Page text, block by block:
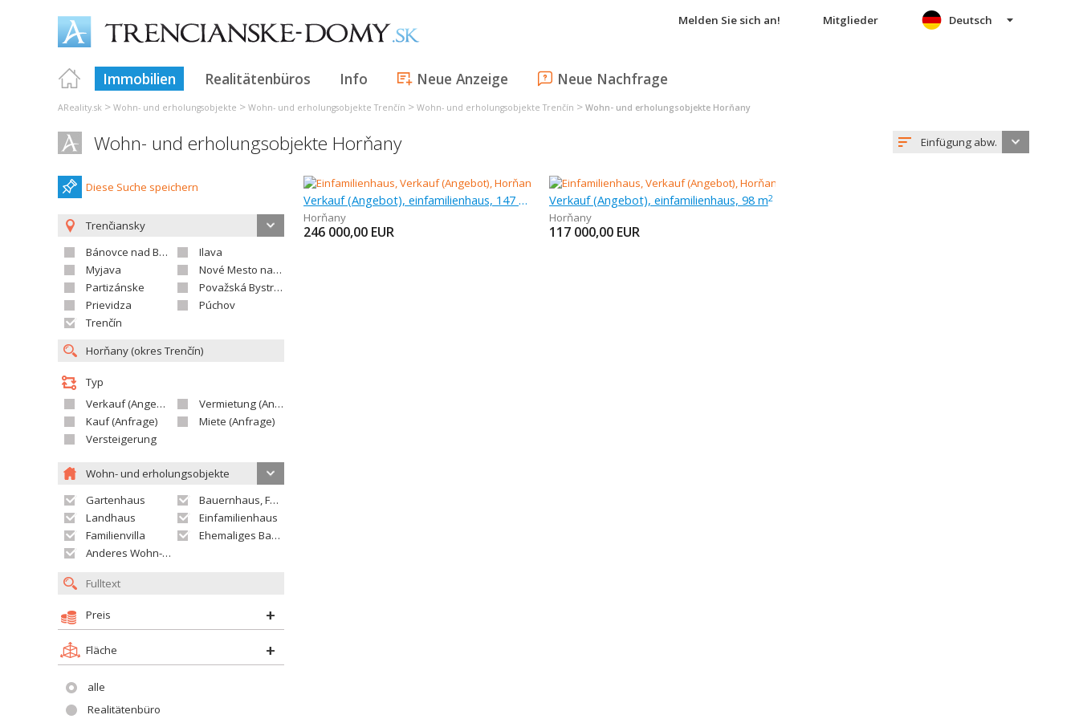
Melden Sie sich an! Mitglieder
Immobilien Realitätenbüros Info Neue Anzeige Neue Nachfrage
Deutsch
AReality.sk > Wohn- und erholungsobjekte > Wohn- und erholungsobjekte Trenčín > Wohn- und erholungsobjekte Trenčín > Wohn- und erholungsobjekte Horňany
Wohn- und erholungsobjekte Horňany Einfügung abw.
Diese Suche speichern
Trenčiansky
Bánovce nad Bebravou
Ilava
Myjava
Nové Mesto nad Váhom
Partizánske
Považská Bystrica
Prievidza
Púchov
Trenčín
Typ
Verkauf (Angebot)
Vermietung (Angebot)
Kauf (Anfrage)
Miete (Anfrage)
Versteigerung
Wohn- und erholungsobjekte
Gartenhaus
Bauernhaus, Ferienhaus
Landhaus
Einfamilienhaus
Familienvilla
Ehemaliges Bauerngut
Anderes Wohn- oder Ferienobjekt
Preis
Fläche
alle
Realitätenbüro
Verkauf (Angebot), einfamilienhaus, 147 m
Horňany
246 000,00 EUR
Verkauf (Angebot), einfamilienhaus, 98 m2
Horňany
117 000,00 EUR